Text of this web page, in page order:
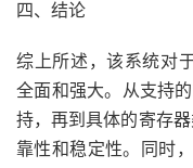
四、结论
综上所述，该系统对
全面和强大。从支持
持，再到具体的寄存
靠性和稳定性。同时